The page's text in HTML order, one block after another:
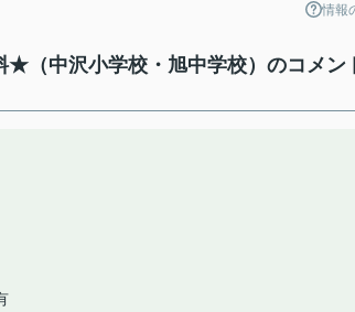
情報
★（中沢小学校・旭中学校）のコメン